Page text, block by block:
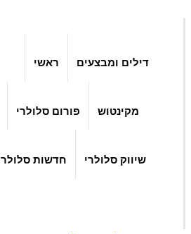
ראשי דילים ומבצעים
פורום סלולרי מקינטוש
חדשות סלולר שיווק סלולרי